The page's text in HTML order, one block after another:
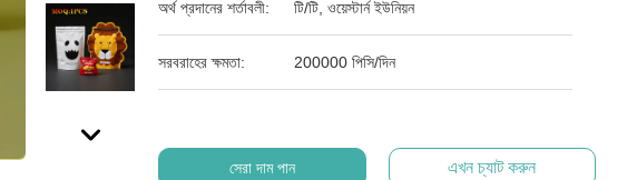
অর্থ প্রদানের শর্তাবলী: টি/টি, ওয়েস্টার্ন ইউনিয়ন
সরবরাহের ক্ষমতা: 200000 পিসি/দিন
সেরা দাম পান এখন চ্যাট করুন